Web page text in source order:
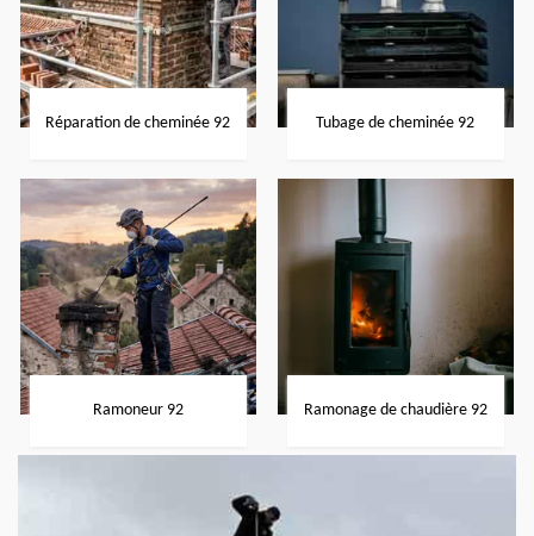
Réparation de cheminée 92 Tubage de cheminée 92
Ramoneur 92 Ramonage de chaudière 92